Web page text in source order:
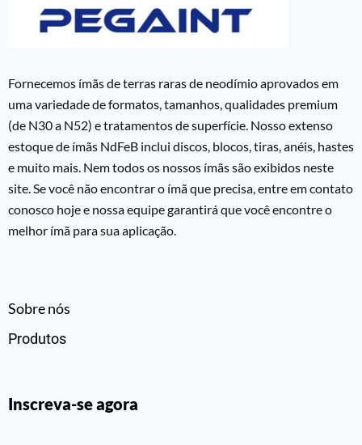
Fornecemos ímãs de terras raras de neodímio aprovados em
uma variedade de formatos, tamanhos, qualidades premium
(de N30 a N52) e tratamentos de superfície. Nosso extenso
estoque de ímãs NdFeB inclui discos, blocos, tiras, anéis, hastes
e muito mais. Nem todos os nossos ímãs são exibidos neste
site. Se você não encontrar o ímã que precisa, entre em contato
conosco hoje e nossa equipe garantirá que você encontre o
melhor ímã para sua aplicação.
Sobre nós
Produtos
Inscreva-se agora